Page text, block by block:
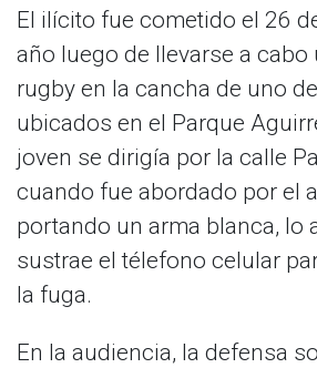
El ilícito fue cometido el 26
año luego de llevarse a cabo
rugby en la cancha de uno
ubicados en el Parque
joven se dirigía por la calle
cuando fue abordado por el
portando un arma blanca, lo
sustrae el télefono celular
la fuga.
En la audiencia, la defensa